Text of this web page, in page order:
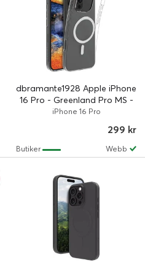
dbramante1928 Apple iPhone
16 Pro - Greenland Pro MS -
Clear
iPhone 16 Pro
299 kr
Webb
Butiker